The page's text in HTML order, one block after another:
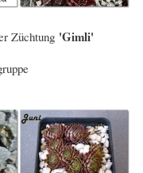
Züchtung 'Gimli'